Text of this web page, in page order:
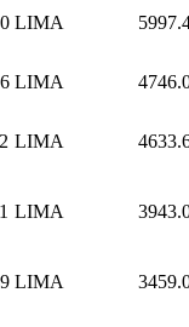
LIMA
LIMA
LIMA
LIMA
LIMA